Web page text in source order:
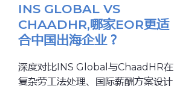
INS GLOBAL VS
CHAADHR,哪家EOR更适
合中国出海企业？
深度对比INS Global与ChaadHR在
复杂劳工法处理、国际薪酬方案设计